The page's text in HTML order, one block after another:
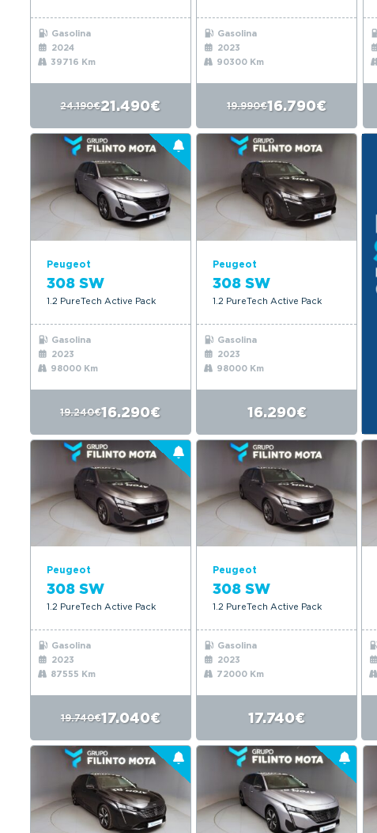
Gasolina
2024
39716 Km
24.190€21.490€
Gasolina
2023
90300 Km
19.990€16.790€
Peugeot
308 SW
1.2 PureTech Active Pack
Gasolina
2023
98000 Km
19.240€16.290€
Peugeot
308 SW
1.2 PureTech Active Pack
Gasolina
2023
98000 Km
16.290€
Peugeot
308 SW
1.2 PureTech Active Pack
Gasolina
2023
87555 Km
19.740€17.040€
Peugeot
308 SW
1.2 PureTech Active Pack
Gasolina
2023
72000 Km
17.740€